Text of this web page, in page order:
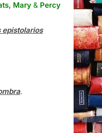
Mary & Percy
epistolarios
.